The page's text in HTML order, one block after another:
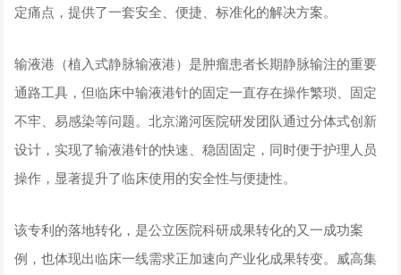
定痛点，提供了一套安全、便捷、标准化的解决方案。
输液港（植入式静脉输液港）是肿瘤患者长期静脉输注的重要
通路工具，但临床中输液港针的固定一直存在操作繁琐、固定
不牢、易感染等问题。北京潞河医院研发团队通过分体式创新
设计，实现了输液港针的快速、稳固固定，同时便于护理人员
操作，显著提升了临床使用的安全性与便捷性。
该专利的落地转化，是公立医院科研成果转化的又一成功案
例，也体现出临床一线需求正加速向产业化成果转变。威高集